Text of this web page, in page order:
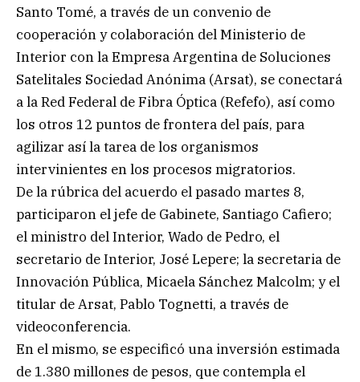
Santo Tomé, a través de un convenio de
cooperación y colaboración del Ministerio de
Interior con la Empresa Argentina de Soluciones
Satelitales Sociedad Anónima (Arsat), se conectará
a la Red Federal de Fibra Óptica (Refefo), así como
los otros 12 puntos de frontera del país, para
agilizar así la tarea de los organismos
intervinientes en los procesos migratorios.
De la rúbrica del acuerdo el pasado martes 8,
participaron el jefe de Gabinete, Santiago Cafiero;
el ministro del Interior, Wado de Pedro, el
secretario de Interior, José Lepere; la secretaria de
Innovación Pública, Micaela Sánchez Malcolm; y el
titular de Arsat, Pablo Tognetti, a través de
videoconferencia.
En el mismo, se especificó una inversión estimada
de 1.380 millones de pesos, que contempla el